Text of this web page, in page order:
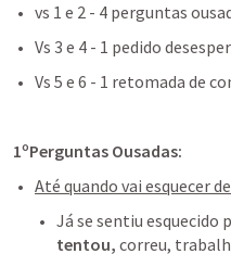
vs 1 e 2 - 4 perguntas
Vs 3 e 4 - 1 pedido
Vs 5 e 6 - 1 retomada de
1ºPerguntas Ousadas:
Até quando vai esquecer
Já se sentiu esquecido
tentou, correu,